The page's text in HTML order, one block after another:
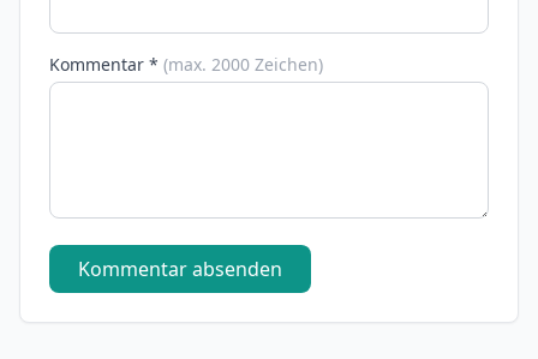
Kommentar * (max. 2000 Zeichen)
Kommentar absenden